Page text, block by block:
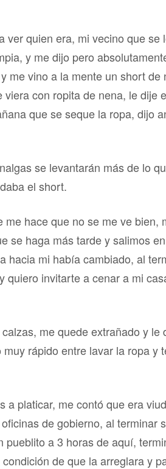
quien era, mi vecino que se
y me dijo pero
me vino a la mente un short de
con ropita de nena, le dije
que se seque la ropa, dijo
se levantarán más de lo
el short.
hace que no se me ve bien,
se haga más tarde y salimos
hacia mi había cambiado, al
quiero invitarte a cenar a mi
me quede extrañado y le
rápido entre lavar la ropa y
a platicar, me contó que era
de gobierno, al terminar
a 3 horas de aquí,
de que la arreglara y